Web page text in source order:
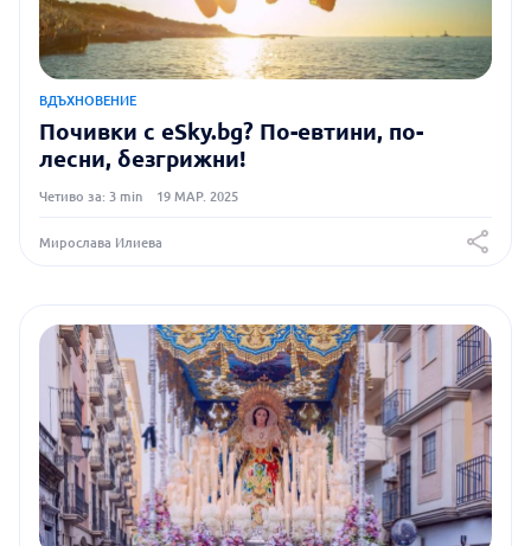
ВДЪХНОВЕНИЕ
Почивки с eSky.bg? По-евтини, по-
лесни, безгрижни!
Четиво за: 3 min 19 МАР. 2025
Мирослава Илиева